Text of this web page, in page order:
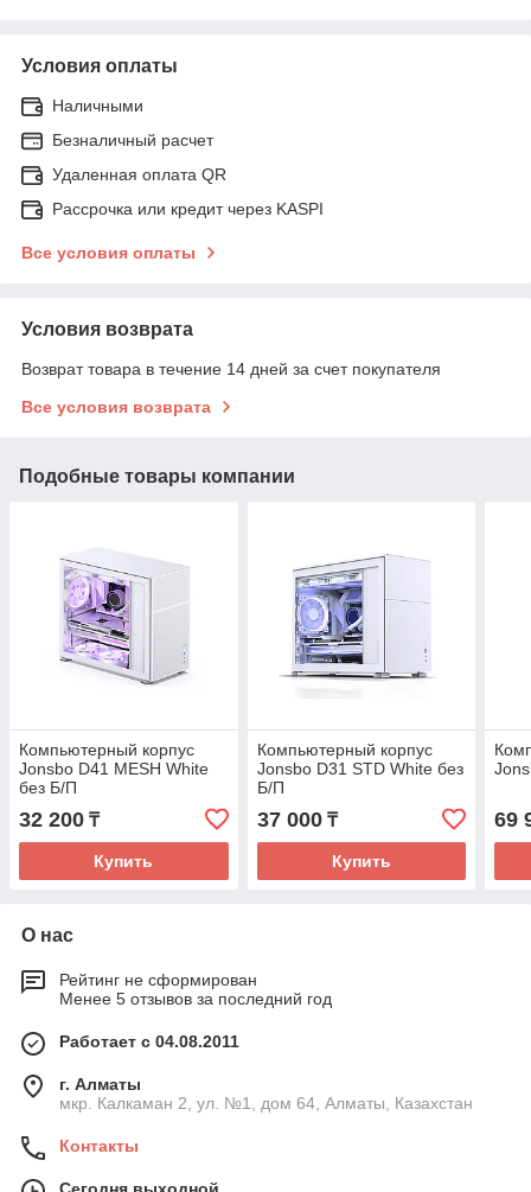
Условия оплаты
Наличными
Безналичный расчет
Удаленная оплата QR
Рассрочка или кредит через KASPI
Все условия оплаты
Условия возврата
Возврат товара в течение 14 дней за счет покупателя
Все условия возврата
Подобные товары компании
Компьютерный корпус
Jonsbo D41 MESH White
без Б/П
32 200 ₸
Купить
Компьютерный корпус
Jonsbo D31 STD White без
Б/П
37 000₸
Купить
69
О нас
Рейтинг не сформирован
Менее 5 отзывов за последний год
Работает с 04.08.2011
г. Алматы
мкр. Калкаман 2, ул. №1, дом 64, Алматы, Казахстан
Контакты